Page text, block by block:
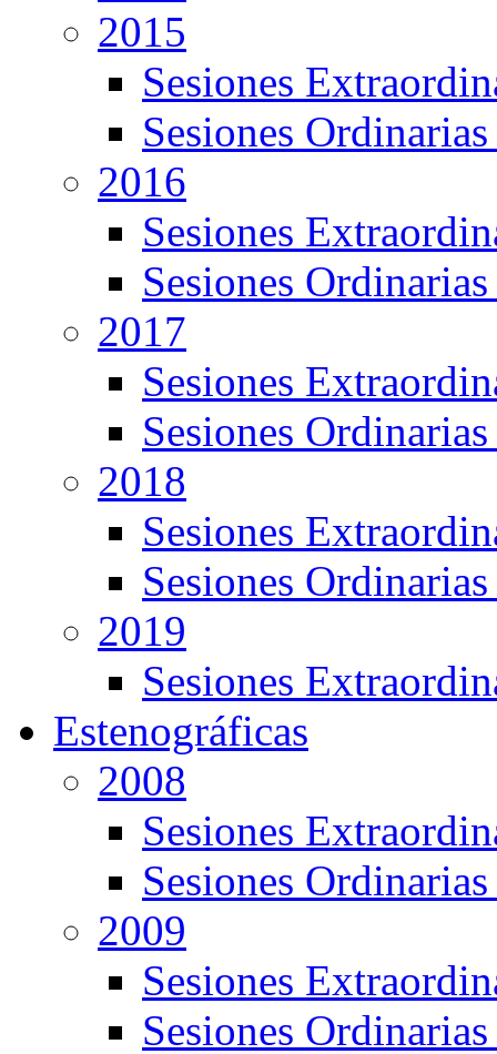
2015
Sesiones
Sesiones
2016
Sesiones
Sesiones
2017
Sesiones
Sesiones
2018
Sesiones
Sesiones
2019
Sesiones
Estenográficas
2008
Sesiones
Sesiones
2009
Sesiones
Sesiones